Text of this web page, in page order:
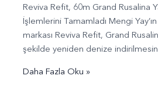
Reviva Refit, 60m Grand Rusalina
İşlemlerini Tamamladı Mengi
markası Reviva Refit, Grand
şekilde yeniden denize
Daha Fazla Oku »